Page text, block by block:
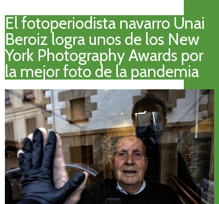
El fotoperiodista navarro Unai
Beroiz logra unos de los New
York Photography Awards por
la mejor foto de la pandemia